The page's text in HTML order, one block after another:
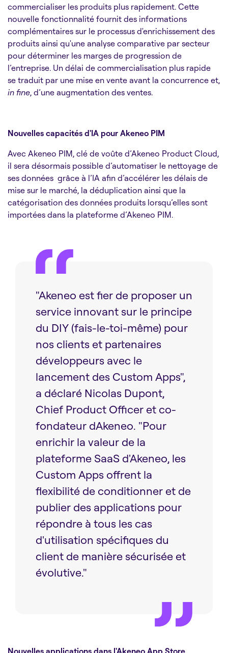
commercialiser les produits plus rapidement. Cette
nouvelle fonctionnalité fournit des informations
complémentaires sur le processus d'enrichissement des
produits ainsi qu'une analyse comparative par secteur
pour déterminer les marges de progression de
l’entreprise. Un délai de commercialisation plus rapide
se traduit par une mise en vente avant la concurrence et,
in fine, d’une augmentation des ventes.
Nouvelles capacités d'IA pour Akeneo PIM
Avec Akeneo PIM, clé de voûte d’Akeneo Product Cloud,
il sera désormais possible d’automatiser le nettoyage de
ses données grâce à l’IA afin d’accélérer les délais de
mise sur le marché, la déduplication ainsi que la
catégorisation des données produits lorsqu’elles sont
importées dans la plateforme d’Akeneo PIM.
"Akeneo est fier de proposer un
service innovant sur le principe
du DIY (fais-le-toi-même) pour
nos clients et partenaires
développeurs avec le
lancement des Custom Apps",
a déclaré Nicolas Dupont,
Chief Product Officer et co-
fondateur dAkeneo. "Pour
enrichir la valeur de la
plateforme SaaS d'Akeneo, les
Custom Apps offrent la
flexibilité de conditionner et de
publier des applications pour
répondre à tous les cas
d'utilisation spécifiques du
client de manière sécurisée et
évolutive."
Nouvelles applications dans l'Akeneo App Store